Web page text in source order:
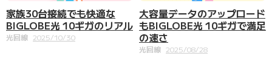
家族30台接続でも快適な
BIGLOBE光 10ギガのリアル
光回線 2025/10/30
大容量データのアップロード
もBIGLOBE光 10ギガで満足
の速さ
光回線 2025/08/28